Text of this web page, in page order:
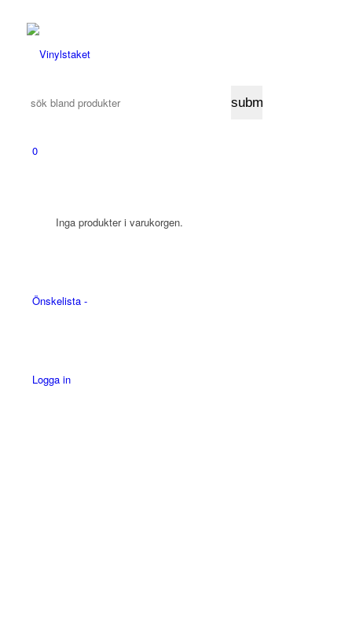
0
Inga produkter i varukorgen.
Önskelista -
Logga in